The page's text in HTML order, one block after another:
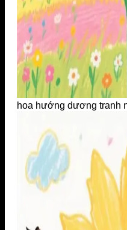
hoa hướng dương tranh